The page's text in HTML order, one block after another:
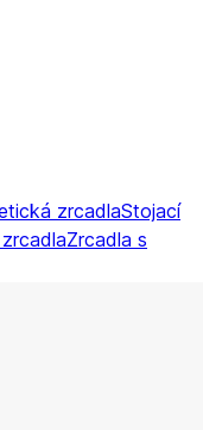
zrcadlaStojací
Zrcadla s